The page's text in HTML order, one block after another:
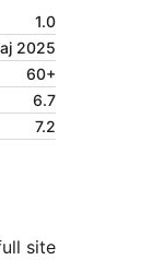
1.0
2025
60+
6.7
7.2
site